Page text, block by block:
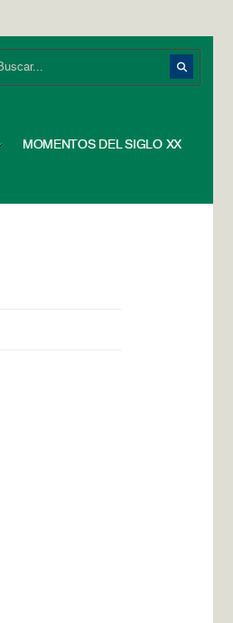
MOMENTOS DEL SIGLO XX